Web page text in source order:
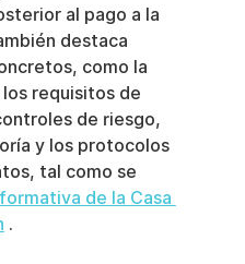
al pago a la
destaca
como la
requisitos de
de riesgo,
y los protocolos
tal como se
de la Casa
.